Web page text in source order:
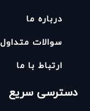
درباره ما
سوالات متداول
ارتباط با ما
دسترسی سریع